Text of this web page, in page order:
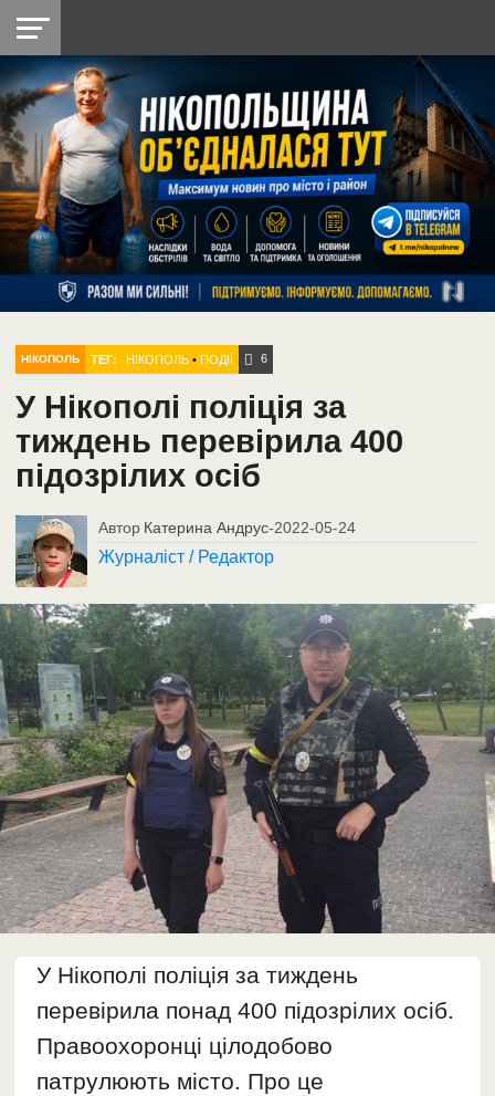
НІКОПОЛЬ
РАЙОН
СІЧЕСЛАВСЬКА
УКРАЇНА
РЕТРО
НІКОПОЛЬ
ЛАЙТ
УКРАЇНА
ДОПОМОГА
РАДІО
НІКОПОЛЬ ТЕГ: НІКОПОЛЬ •ПОДІЇ 6
У Нікополі поліція за
тиждень перевірила 400
підозрілих осіб
Автор Катерина Андрус-2022-05-24
Журналіст / Редактор
У Нікополі поліція за тиждень
перевірила понад 400 підозрілих осіб.
Правоохоронці цілодобово
патрулюють місто. Про це